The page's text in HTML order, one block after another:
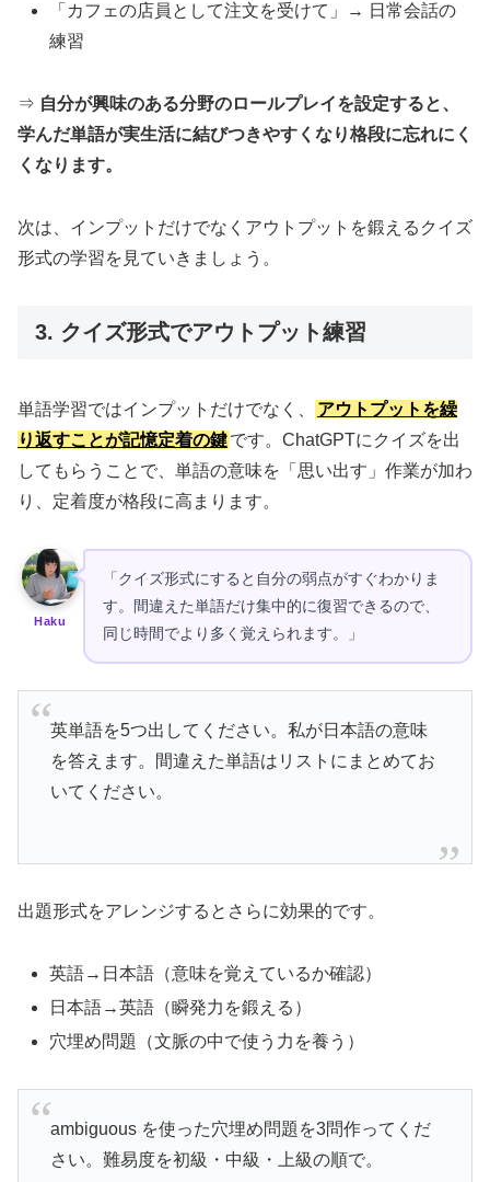
「カフェの店員として注文を受けて」→ 日常会話の
練習
⇒ 自分が興味のある分野のロールプレイを設定すると、
学んだ単語が実生活に結びつきやすくなり格段に忘れにく
くなります。
次は、インプットだけでなくアウトプットを鍛えるクイズ
形式の学習を見ていきましょう。
3. クイズ形式でアウトプット練習
単語学習ではインプットだけでなく、
アウトプットを繰
り返すことが記憶定着の鍵です。ChatGPTにクイズを出
してもらうことで、単語の意味を「思い出す」作業が加わ
り、定着度が格段に高まります。
Haku
「クイズ形式にすると自分の弱点がすぐわかりま
す。間違えた単語だけ集中的に復習できるので、
同じ時間でより多く覚えられます。」
英単語を5つ出してください。私が日本語の意味
を答えます。間違えた単語はリストにまとめてお
いてください。
出題形式をアレンジするとさらに効果的です。
英語→日本語（意味を覚えているか確認）
日本語→英語（瞬発力を鍛える）
穴埋め問題（文脈の中で使う力を養う）
ambiguous を使った穴埋め問題を3問作ってくだ
さい。難易度を初級・中級・上級の順で。